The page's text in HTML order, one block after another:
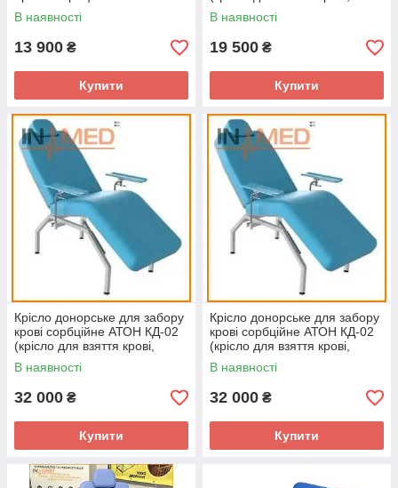
В наявності
13 900 ₴
Купити
донорська кушетка)
В наявності
19 500 ₴
Купити
Крісло донорське для забору
крові сорбційне АТОН КД-02
(крісло для взяття крові,
донорська кушетка)
В наявності
32 000 ₴
Купити
Крісло донорське для забору
крові сорбційне АТОН КД-02
(крісло для взяття крові,
донорська кушетка)
В наявності
32 000 ₴
Купити